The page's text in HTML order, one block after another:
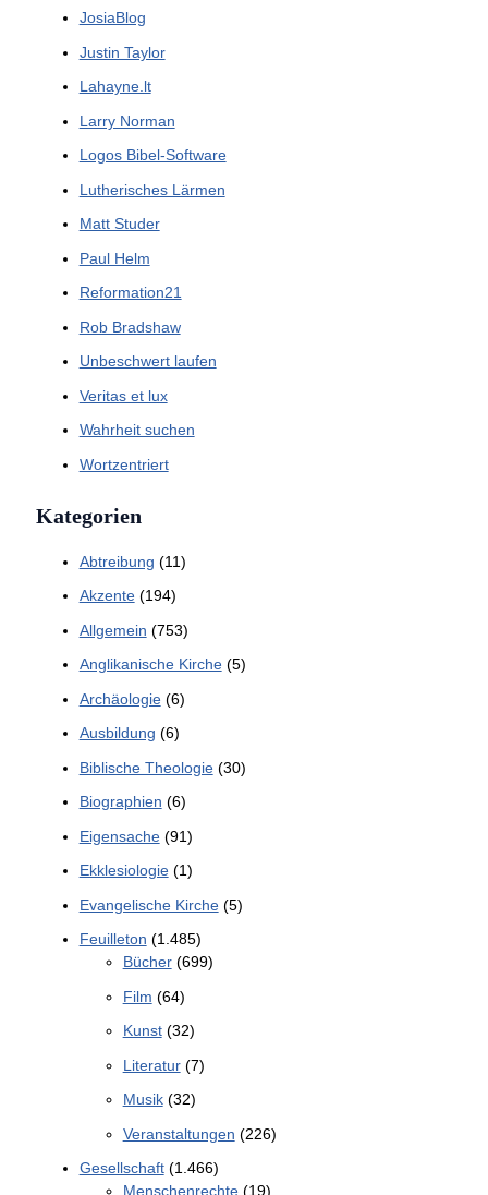
JosiaBlog
Justin Taylor
Lahayne.lt
Larry Norman
Logos Bibel-Software
Lutherisches Lärmen
Matt Studer
Paul Helm
Reformation21
Rob Bradshaw
Unbeschwert laufen
Veritas et lux
Wahrheit suchen
Wortzentriert
Kategorien
Abtreibung (11)
Akzente(194)
Allgemein (753)
Anglikanische Kirche(5)
Archäologie(6)
Ausbildung (6)
Biblische Theologie(30)
Biographien (6)
Eigensache(91)
Ekklesiologie(1)
Evangelische Kirche(5)
Feuilleton (1.485)
Bücher(699)
Film (64)
Kunst(32)
Literatur(7)
Musik(32)
Veranstaltungen (226)
Gesellschaft(1.466)
Menschenrechte(19)